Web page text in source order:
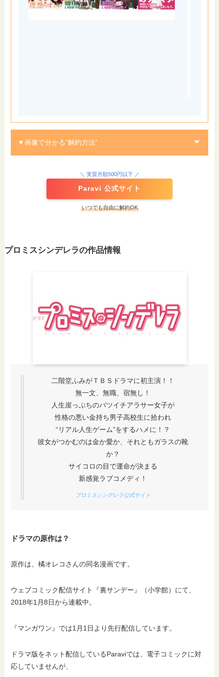
▼画像で分かる”解約方法”
STEP
＼ 実質月額500円以下 ／
Paravi 公式サイト
いつでも自由に解約OK
プロミスシンデレラの作品情報
二階堂ふみがＴＢＳドラマに初主演！！
無一文、無職、宿無し！
人生崖っぷちのバツイチアラサー女子が
性格の悪い金持ち男子高校生に拾われ
“リアル人生ゲーム”をするハメに！？
彼女がつかむのは金か愛か、それともガラスの靴
か？
サイコロの目で運命が決まる
新感覚ラブコメディ！
プロミスシンデレラ公式サイト
ドラマの原作は？
原作は、橘オレコさんの同名漫画です。
ウェブコミック配信サイト『裏サンデー』（小学館）にて、
2018年1月8日から連載中。
『マンガワン』では1月1日より先行配信しています。
ドラマ版をネット配信しているParaviでは、電子コミックに対
応していませんが、